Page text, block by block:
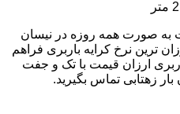
به صورت همه روزه در نیسان
ترین نرخ کرایه باربری فراهم
ارزان قیمت با تک و جفت
بار زهتابی تماس بگیرید.